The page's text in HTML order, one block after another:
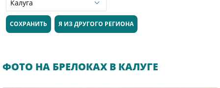
СОХРАНИТЬ Я ИЗ ДРУГОГО РЕГИОНА
ФОТО НА БРЕЛОКАХ В КАЛУГЕ